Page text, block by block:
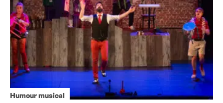
Humour musical